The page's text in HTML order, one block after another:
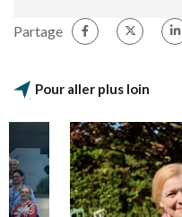
Partage
Pour aller plus loin